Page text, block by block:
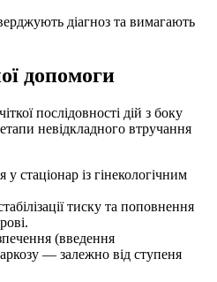
діагноз та вимагають
допомоги
послідовності дій з боку
невідкладного втручання
у стаціонар із гінекологічним
тиску та поповнення
(введення
— залежно від ступеня